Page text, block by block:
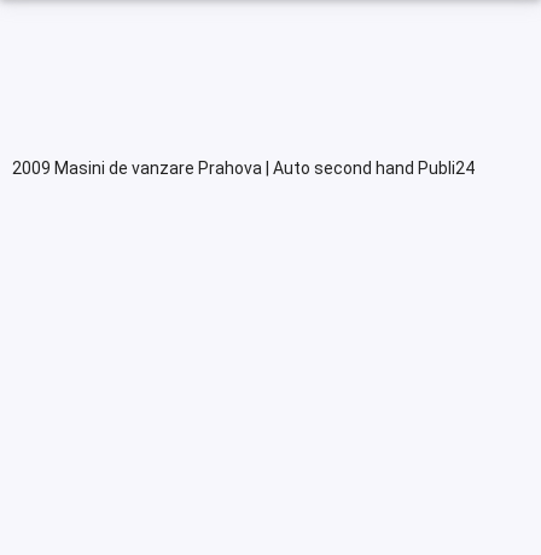
2009 Masini de vanzare Prahova | Auto second hand Publi24